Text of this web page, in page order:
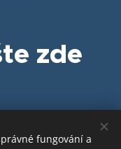
zde
fungování a